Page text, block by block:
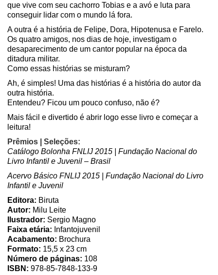
que vive com seu cachorro Tobias e a avó e luta para
conseguir lidar com o mundo lá fora.
A outra é a história de Felipe, Dora, Hipotenusa e Farelo.
Os quatro amigos, nos dias de hoje, investigam o
desaparecimento de um cantor popular na época da
ditadura militar.
Como essas histórias se misturam?
Ah, é simples! Uma das histórias é a história do autor da
outra história.
Entendeu? Ficou um pouco confuso, não é?
Mais fácil e divertido é abrir logo esse livro e começar a
leitura!
Prêmios | Seleções:
Catálogo Bolonha FNLIJ 2015 | Fundação Nacional do
Livro Infantil e Juvenil – Brasil
Acervo Básico FNLIJ 2015 | Fundação Nacional do Livro
Infantil e Juvenil
Editora: Biruta
Autor: Milu Leite
Ilustrador: Sergio Magno
Faixa etária: Infantojuvenil
Acabamento: Brochura
Formato: 15,5 x 23 cm
Número de páginas: 108
ISBN: 978-85-7848-133-9